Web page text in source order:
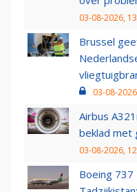
03-08-2026,
Brussel
03-08-
Airbus
beklad met
03-08-2026,
Boeing 737